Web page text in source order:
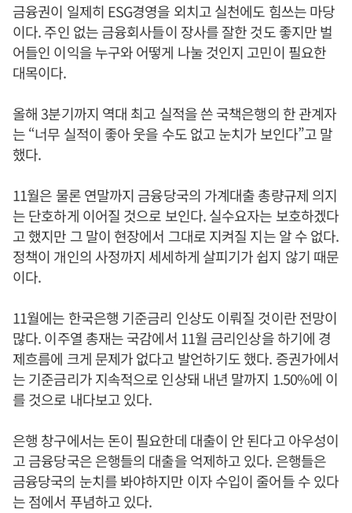
금융권이 일제히 ESG경영을 외치고 실천에도 힘쓰는 마당
이다. 주인 없는 금융회사들이 장사를 잘한 것도 좋지만 벌
어들인 이익을 누구와 어떻게 나눌 것인지 고민이 필요한
대목이다.
올해 3분기까지 역대 최고 실적을 쓴 국책은행의 한 관계자
는 “너무 실적이 좋아 웃을 수도 없고 눈치가 보인다”고 말
했다.
11월은 물론 연말까지 금융당국의 가계대출 총량규제 의지
는 단호하게 이어질 것으로 보인다. 실수요자는 보호하겠다
고 했지만 그 말이 현장에서 그대로 지켜질 지는 알 수 없다.
정책이 개인의 사정까지 세세하게 살피기가 쉽지 않기 때문
이다.
11월에는 한국은행 기준금리 인상도 이뤄질 것이란 전망이
많다. 이주열 총재는 국감에서 11월 금리인상을 하기에 경
제흐름에 크게 문제가 없다고 발언하기도 했다. 증권가에서
는 기준금리가 지속적으로 인상돼 내년 말까지 1.50%에 이
를 것으로 내다보고 있다.
은행 창구에서는 돈이 필요한데 대출이 안 된다고 아우성이
고 금융당국은 은행들의 대출을 억제하고 있다. 은행들은
금융당국의 눈치를 봐야하지만 이자 수입이 줄어들 수 있다
는 점에서 푸념하고 있다.